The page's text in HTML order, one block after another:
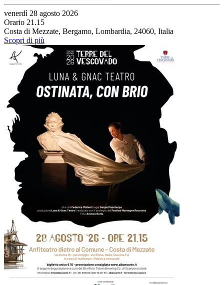
venerdì 28 agosto 2026
Orario 21.15
Costa di Mezzate, Bergamo, Lombardia, 24060, Italia
Scopri di più